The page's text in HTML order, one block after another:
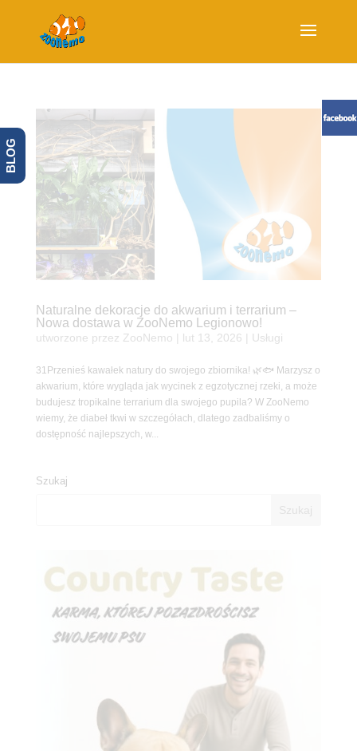
Naturalne dekoracje do akwarium i terrarium –
Nowa dostawa w ZooNemo Legionowo!
utworzone przez ZooNemo lut 13, 2026 Usługi
31Przenieś kawałek natury do swojego zbiornika! 🌿🐟 Marzysz o
akwarium, które wygląda jak wycinek z egzotycznej rzeki, a może
budujesz tropikalne terrarium dla swojego pupila? W ZooNemo
wiemy, że diabeł tkwi w szczegółach, dlatego zadbaliśmy o
dostępność najlepszych, w...
Szukaj
BLOG